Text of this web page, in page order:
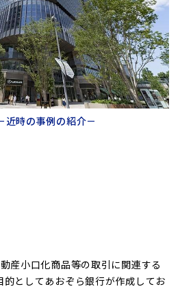
近時の事例の紹介－
産小口化商品等の取引に関連する
としてあおぞら銀行が作成してお